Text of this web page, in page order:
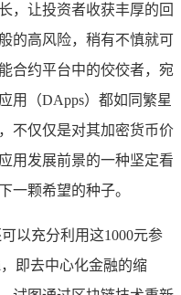
，让投资者收获丰厚的回
的高风险，稍有不慎就可
合约平台中的佼佼者，宛
用（DApps）都如同繁星
不仅仅是对其加密货币价
用发展前景的一种坚定看
一颗希望的种子。
以充分利用这1000元参
即去中心化金融的缩